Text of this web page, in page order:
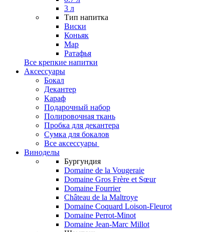
3 л
Тип напитка
Виски
Коньяк
Мар
Ратафья
Все крепкие напитки
Аксессуары
Бокал
Декантер
Караф
Подарочный набор
Полировочная ткань
Пробка для декантера
Сумка для бокалов
Все аксессуары
Виноделы
Бургундия
Domaine de la Vougeraie
Domaine Gros Frère et Sœur
Domaine Fourrier
Château de la Maltroye
Domaine Coquard Loison-Fleurot
Domaine Perrot-Minot
Domaine Jean-Marc Millot